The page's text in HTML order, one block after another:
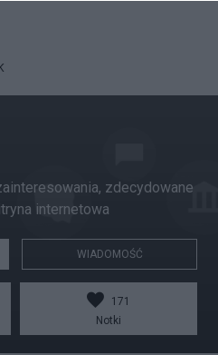
zdecydowane
internetowa
WIADOMOŚĆ
171
Notki